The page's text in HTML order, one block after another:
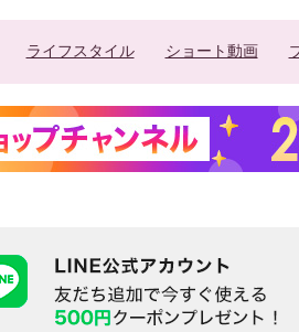
ライフスタイル ショート動画